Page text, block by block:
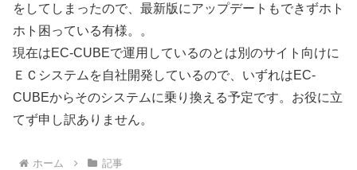
をしてしまったので、最新版にアップデートもできずホト
ホト困っている有様。。
現在はEC-CUBEで運用しているのとは別のサイト向けに
ＥＣシステムを自社開発しているので、いずれはEC-
CUBEからそのシステムに乗り換える予定です。お役に立
てず申し訳ありません。
ホーム 記事